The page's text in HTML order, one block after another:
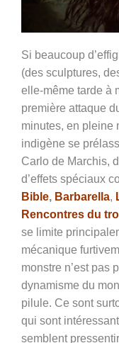
Si beaucoup
(des sculptures,
elle-même tarde à
première attaque
minutes, en pleine
indigène se
Carlo de Marchis,
d’effets spéciaux
Bible, Barbarella,
Rencontres du
se limite
mécanique
monstre n’est pas
dynamisme du
pilule. Ce sont
qui sont
semblent